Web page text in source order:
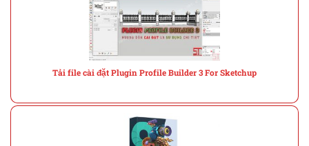
Tải file cài đặt Plugin Profile Builder 3 For Sketchup